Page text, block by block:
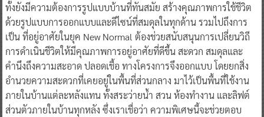
ทั้งยังมีความต้องการรูปแบบบ้านที่ทันสมัย สร้างคุณภาพการใช้ชีวิต
ด้วยรูปแบบการออกแบบและดีไซน์ที่สมดุลในทุกด้าน รวมไปถึงการ
เป็น ที่อยู่อาศัยในยุค New Normal ต้องช่วยสนับสนุนการเปลี่ยนวิถี
การดำเนินชีวิตให้มีคุณภาพการอยู่อาศัยที่ดีขึ้น สะดวก สมดุลและ
คำนึงถึงความสะอาด ปลอดเชื้อ ทางโครงการจึงออกแบบ โดยยกสิ่ง
อำนวยความสะดวกที่เคยอยู่ในพื้นที่ส่วนกลาง มาไว้เป็นพื้นที่ใช้งาน
ภายในบ้านแต่ละหลังแทน ทั้งสระว่ายน้ำ สวน ห้องทำงาน และลิฟต์
ส่วนตัวภายในบ้านทุกหลัง ซึ่งเราเชื่อว่า ความพิเศษนี้จะช่วยตอบ